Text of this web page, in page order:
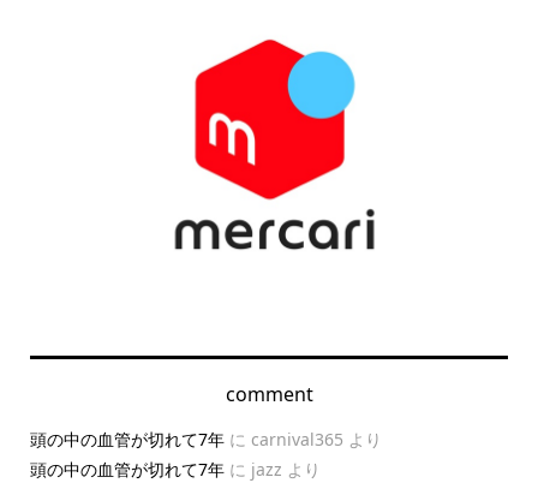
comment
頭の中の血管が切れて7年に carnival365 より
頭の中の血管が切れて7年に jazz より